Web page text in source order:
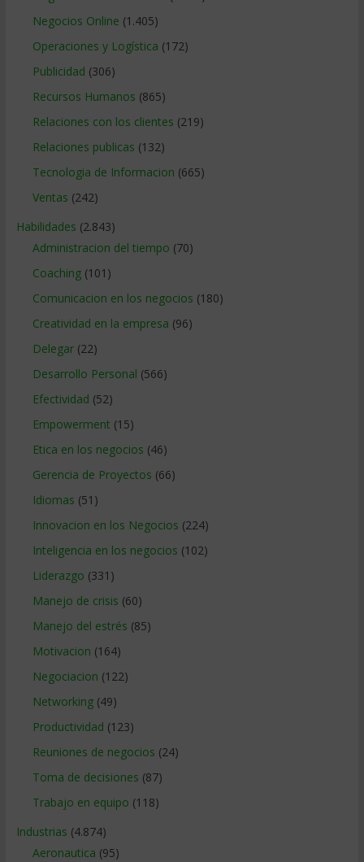
Negocios Online (1.405)
Operaciones y Logística (172)
Publicidad (306)
Recursos Humanos (865)
Relaciones con los clientes (219)
Relaciones publicas (132)
Tecnologia de Informacion (665)
Ventas (242)
Habilidades (2.843)
Administracion del tiempo (70)
Coaching(101)
Comunicacion en los negocios (180)
Creatividad en la empresa (96)
Delegar(22)
Desarrollo Personal (566)
Efectividad (52)
Empowerment (15)
Etica en los negocios (46)
Gerencia de Proyectos (66)
Idiomas (51)
Innovacion en los Negocios (224)
Inteligencia en los negocios (102)
Liderazgo (331)
Manejo de crisis (60)
Manejo del estrés (85)
Motivacion (164)
Negociacion (122)
Networking(49)
Productividad (123)
Reuniones de negocios (24)
Toma de decisiones (87)
Trabajo en equipo (118)
Industrias (4.874)
Aeronautica (95)